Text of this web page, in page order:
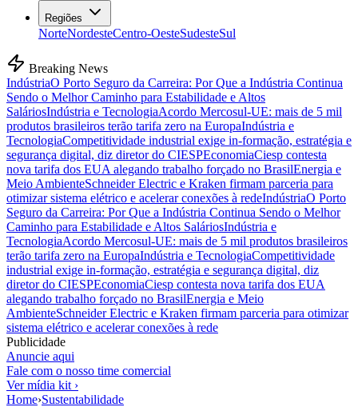
Regiões
NorteNordesteCentro-OesteSudesteSul
Breaking News
IndústriaO Porto Seguro da Carreira: Por Que a Indústria Continua
Sendo o Melhor Caminho para Estabilidade e Altos
SaláriosIndústria e TecnologiaAcordo Mercosul-UE: mais de 5 mil
produtos brasileiros terão tarifa zero na EuropaIndústria e
TecnologiaCompetitividade industrial exige in-formação, estratégia e
segurança digital, diz diretor do CIESPEconomiaCiesp contesta
nova tarifa dos EUA alegando trabalho forçado no BrasilEnergia e
Meio AmbienteSchneider Electric e Kraken firmam parceria para
otimizar sistema elétrico e acelerar conexões à redeIndústriaO Porto
Seguro da Carreira: Por Que a Indústria Continua Sendo o Melhor
Caminho para Estabilidade e Altos SaláriosIndústria e
TecnologiaAcordo Mercosul-UE: mais de 5 mil produtos brasileiros
terão tarifa zero na EuropaIndústria e TecnologiaCompetitividade
industrial exige in-formação, estratégia e segurança digital, diz
diretor do CIESPEconomiaCiesp contesta nova tarifa dos EUA
alegando trabalho forçado no BrasilEnergia e Meio
AmbienteSchneider Electric e Kraken firmam parceria para otimizar
sistema elétrico e acelerar conexões à rede
Publicidade
Anuncie aqui
Fale com o nosso time comercial
Ver mídia kit ›
Home›Sustentabilidade